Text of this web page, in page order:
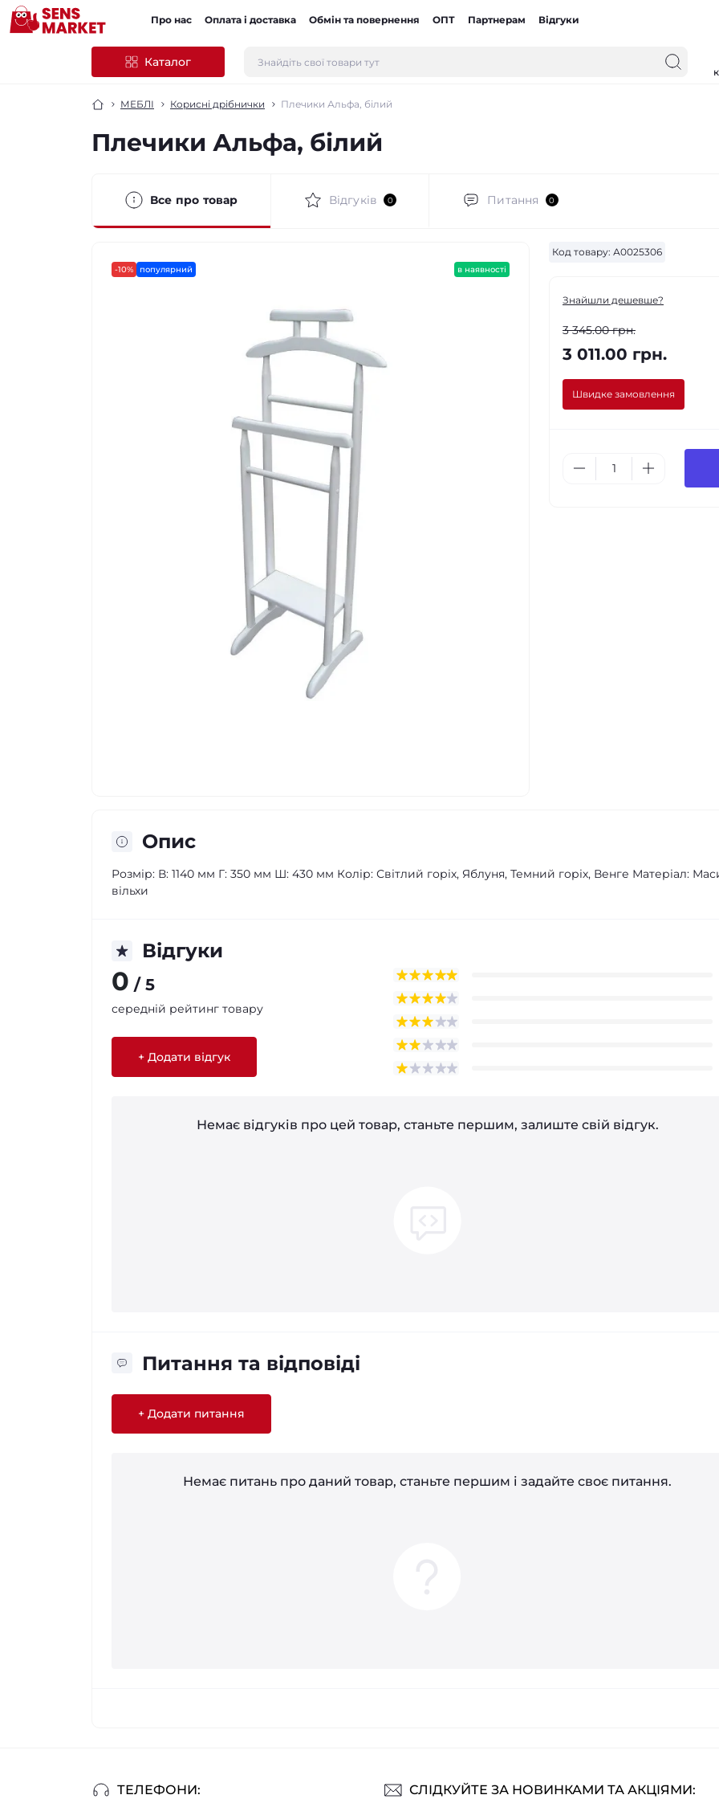
Про нас Оплата і доставка Обмін та повернення ОПТ Партнерам Відгуки
Каталог
МЕБЛІ Корисні дрібнички Плечики Альфа, білий
Плечики Альфа, білий
Все про товар Відгуків 0 Питання 0
-10% популярний в наявності
Код товару: А0025306
Знайшли дешевше?
3 345.00 грн.
3 011.00 грн.
Швидке замовлення
Опис
Розмір: В: 1140 мм Г: 350 мм Ш: 430 мм Колір: Світлий горіх, Яблуня, Темний горіх, Венге Матеріал:
вільхи
Відгуки
0 / 5
середній рейтинг товару
+ Додати відгук
Немає відгуків про цей товар, станьте першим, залиште свій відгук.
Питання та відповіді
+ Додати питання
Немає питань про даний товар, станьте першим і задайте своє питання.
ТЕЛЕФОНИ: СЛІДКУЙТЕ ЗА НОВИНКАМИ ТА АКЦІЯМИ: